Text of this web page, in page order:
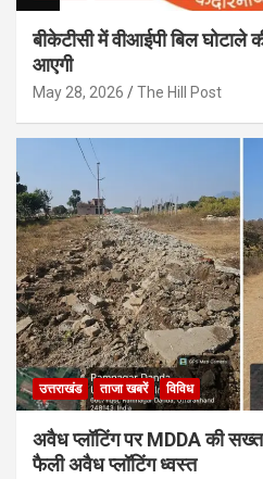
बीकेटीसी में वीआईपी बिल घोटाले
आएगी
May 28, 2026 The Hill Post
उत्तराखंड ताजा खबरें विविध
अवैध प्लॉटिंग पर MDDA की सख्त
फैली अवैध प्लॉटिंग ध्वस्त